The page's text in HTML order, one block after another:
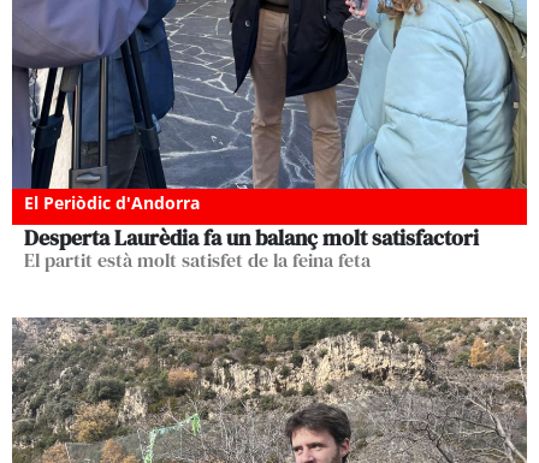
El Periòdic d'Andorra
Desperta Laurèdia fa un balanç molt satisfactori
El partit està molt satisfet de la feina feta